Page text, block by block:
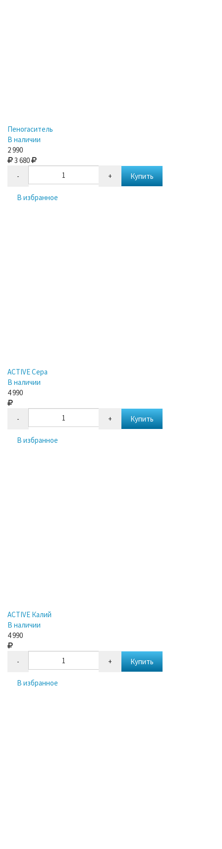
Пеногаситель
В наличии
2 990
3 680
-
+ Купить
В избранное
ACTIVE Сера
В наличии
4 990
- + Купить
В избранное
ACTIVE Калий
В наличии
4 990
- + Купить
В избранное